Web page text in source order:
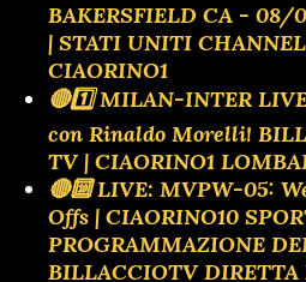
BAKERSFIELD CA - 08/
| STATI UNITI
CIAORINO1
🔴1️⃣ MILAN-INTER
con Rinaldo Morelli!
TV | CIAORINO1
🔴🔟 LIVE: MVPW-05:
Offs | CIAORINO10
PROGRAMMAZIONE
BILLACCIOTV DIRETTA